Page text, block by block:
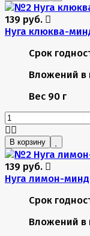
139 руб.
Нуга клюква-
Срок
Вложений в
Вес 90 г
В корзину
139 руб.
Нуга лимон-
Срок
Вложений в